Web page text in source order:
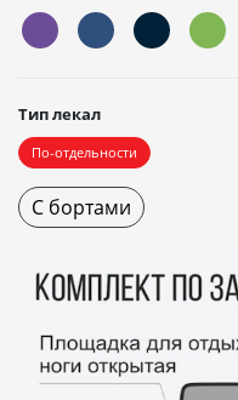
Тип лекал
По-отдельности
С бортами